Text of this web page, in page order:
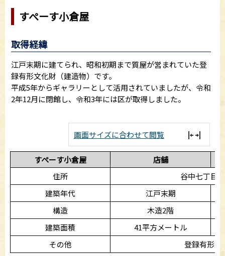
すぺーす小倉屋
取得経緯
江戸末期に建てられ、昭和初期まで質屋が営まれていた登
録有形文化財（建造物）です。
平成5年からギャラリーとして活用されていましたが、令和
2年12月に閉館し、令和3年には区が取得しました。
画面サイズに合わせて閲覧
すぺーす小倉屋
店舗
住所
谷中七丁目6
建築年代
江戸末期
構造
木造2階
建築面積
41平方メートル
その他
登録有形文